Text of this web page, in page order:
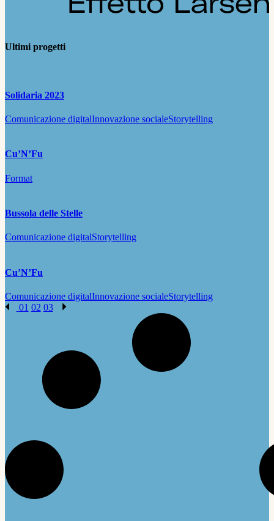
Ultimi progetti
Solidaria 2023
Comunicazione digitalInnovazione socialeStorytelling
Cu’N’Fu
Format
Bussola delle Stelle
Comunicazione digitalStorytelling
Cu’N’Fu
Comunicazione digitalInnovazione socialeStorytelling
01 02 03